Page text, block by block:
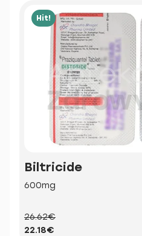
Hit!
Biltricide
600mg
26.62€
22.18€